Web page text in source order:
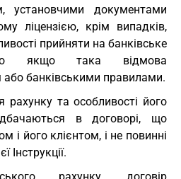
установчими документами
ліцензією, крім випадків,
прийняти на банківське
якщо така відмова
банківськими правилами.
рахунку та особливості його
в договорі, що
і його клієнтом, і не повинні
Інструкції.